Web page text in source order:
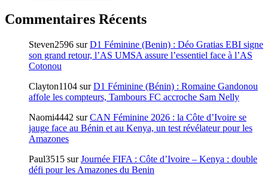
Commentaires Récents
Steven2596 surD1 Féminine (Benin) : Déo Gratias EBI signe
son grand retour, l’AS UMSA assure l’essentiel face à l’AS
Cotonou
Clayton1104 surD1 Féminine (Bénin) : Romaine Gandonou
affole les compteurs, Tambours FC accroche Sam Nelly
Naomi4442 surCAN Féminine 2026 : la Côte d’Ivoire se
jauge face au Bénin et au Kenya, un test révélateur pour les
Amazones
Paul3515 surJournée FIFA : Côte d’Ivoire – Kenya : double
défi pour les Amazones du Benin